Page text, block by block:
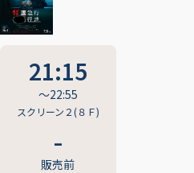
21:15
〜22:55
スクリーン２(８Ｆ)
販売前